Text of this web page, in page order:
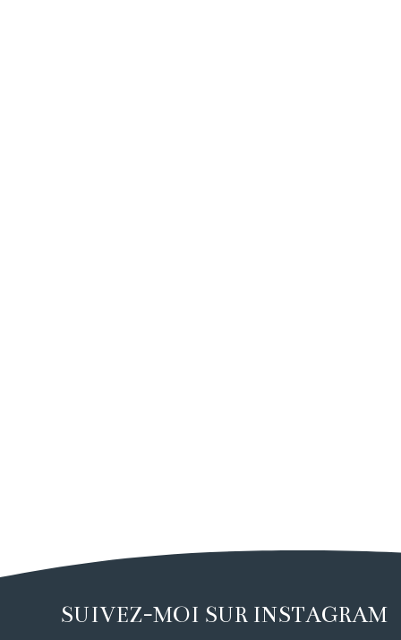
SUIVEZ-MOI SUR INSTAGRAM